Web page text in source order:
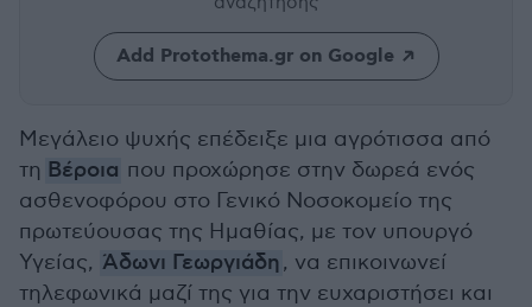
Add Protothema.gr on Google
Μεγάλειο ψυχής επέδειξε μια αγρότισσα από
τη Βέροια που προχώρησε στην δωρεά ενός
ασθενοφόρου στο Γενικό Νοσοκομείο της
πρωτεύουσας της Ημαθίας, με τον υπουργό
Υγείας, Άδωνι Γεωργιάδη, να επικοινωνεί
τηλεφωνικά μαζί της για την ευχαριστήσει και